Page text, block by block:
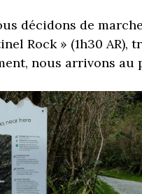
décidons de
Rock » (1h30 AR),
nous arrivons